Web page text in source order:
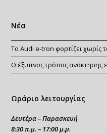
Νέα
Το Audi e-tron φορτίζει χωρίς
Ο έξυπνος τρόπος ανάκτησης
Ωράριο λειτουργίας
Δευτέρα – Παρασκευή
8:30 π.μ. – 17:00 μ.μ.